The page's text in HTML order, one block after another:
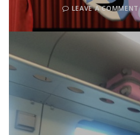
LEAVE A COMMENT